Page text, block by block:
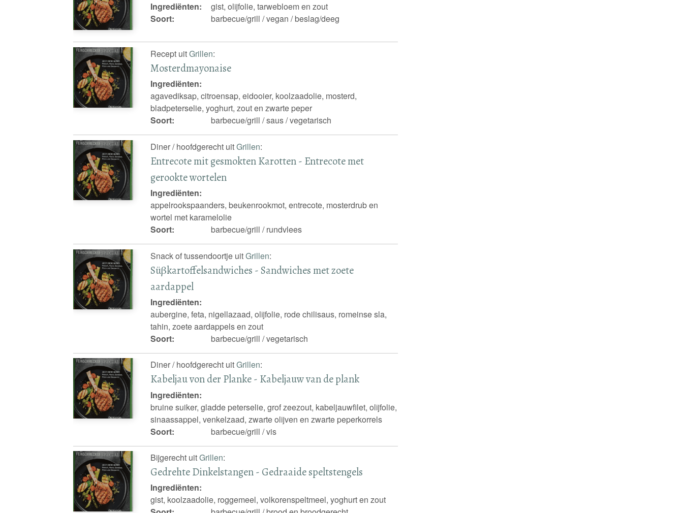
Ingrediënten:
gist, olijfolie, tarwebloem en zout
Soort:
barbecue/grill / vegan / beslag/deeg
Recept uitGrillen:
Mosterdmayonaise
Ingrediënten:
agavediksap, citroensap, eidooier, koolzaadolie, mosterd,
bladpeterselie, yoghurt, zout en zwarte peper
Soort:
barbecue/grill / saus / vegetarisch
Diner / hoofdgerecht uitGrillen:
Entrecote mit gesmokten Karotten - Entrecote met
gerookte wortelen
Ingrediënten:
appelrookspaanders, beukenrookmot, entrecote, mosterdrub en
wortel met karamelolie
Soort:
barbecue/grill / rundvlees
Snack of tussendoortje uitGrillen:
Süβkartoffelsandwiches - Sandwiches met zoete
aardappel
Ingrediënten:
aubergine, feta, nigellazaad, olijfolie, rode chilisaus, romeinse sla,
tahin, zoete aardappels en zout
Soort:
barbecue/grill / vegetarisch
Diner / hoofdgerecht uitGrillen:
Kabeljau von der Planke - Kabeljauw van de plank
Ingrediënten:
bruine suiker, gladde peterselie, grof zeezout, kabeljauwfilet, olijfolie,
sinaassappel, venkelzaad, zwarte olijven en zwarte peperkorrels
Soort:
barbecue/grill / vis
Bijgerecht uitGrillen:
Gedrehte Dinkelstangen - Gedraaide speltstengels
Ingrediënten:
gist, koolzaadolie, roggemeel, volkorenspeltmeel, yoghurt en zout